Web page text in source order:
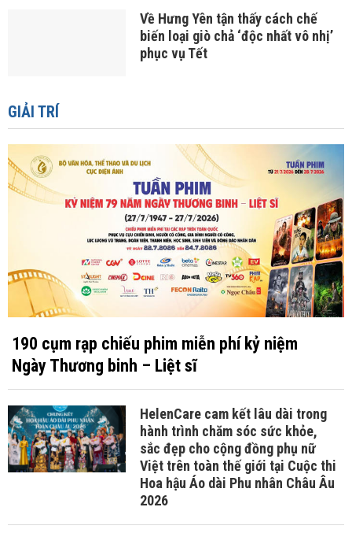
Về Hưng Yên tận thấy cách chế
biến loại giò chả ‘độc nhất vô nhị’
phục vụ Tết
GIẢI TRÍ
190 cụm rạp chiếu phim miễn phí kỷ niệm
Ngày Thương binh – Liệt sĩ
HelenCare cam kết lâu dài trong
hành trình chăm sóc sức khỏe,
sắc đẹp cho cộng đồng phụ nữ
Việt trên toàn thế giới tại Cuộc thi
Hoa hậu Áo dài Phu nhân Châu Âu
2026